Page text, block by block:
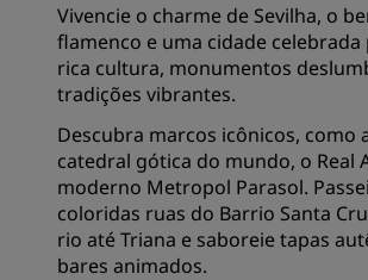
Vivencie o charme de Sevilha, o
flamenco e uma cidade celebrada
rica cultura, monumentos
tradições vibrantes.
Descubra marcos icônicos, como
catedral gótica do mundo, o Real
moderno Metropol Parasol.
coloridas ruas do Barrio Santa
rio até Triana e saboreie tapas
bares animados.